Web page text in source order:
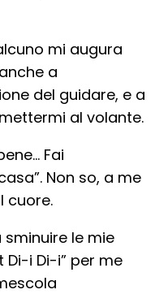
mi augura
a
del guidare, e a
al volante.
Fai
Non so, a me
cuore.
le mie
Di-i Di-i” per me